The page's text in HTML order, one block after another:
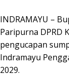
INDRAMAYU –
Paripurna DPRD
pengucapan
Indramayu
2029.